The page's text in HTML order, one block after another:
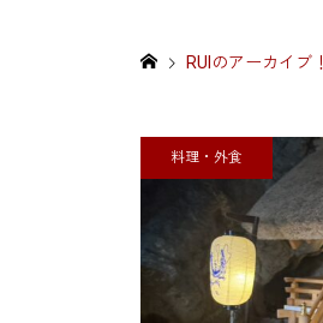
RUIのアーカイブ！
料理・外食